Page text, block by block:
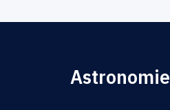
Astronomie